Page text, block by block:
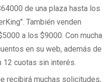
de una plaza hasta los
También venden
a los $9000. Con mucha
en su web, además de
cuotas sin interés.
recibirá muchas solicitudes,